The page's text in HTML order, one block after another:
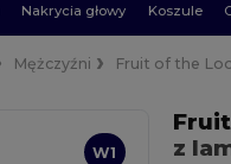
Nakrycia głowy Koszule
Mężczyźni Fruit of the
W1
z